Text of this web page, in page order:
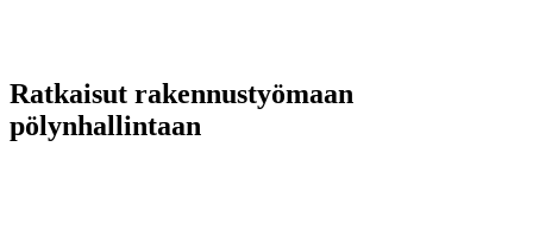
Ratkaisut rakennustyömaan
pölynhallintaan